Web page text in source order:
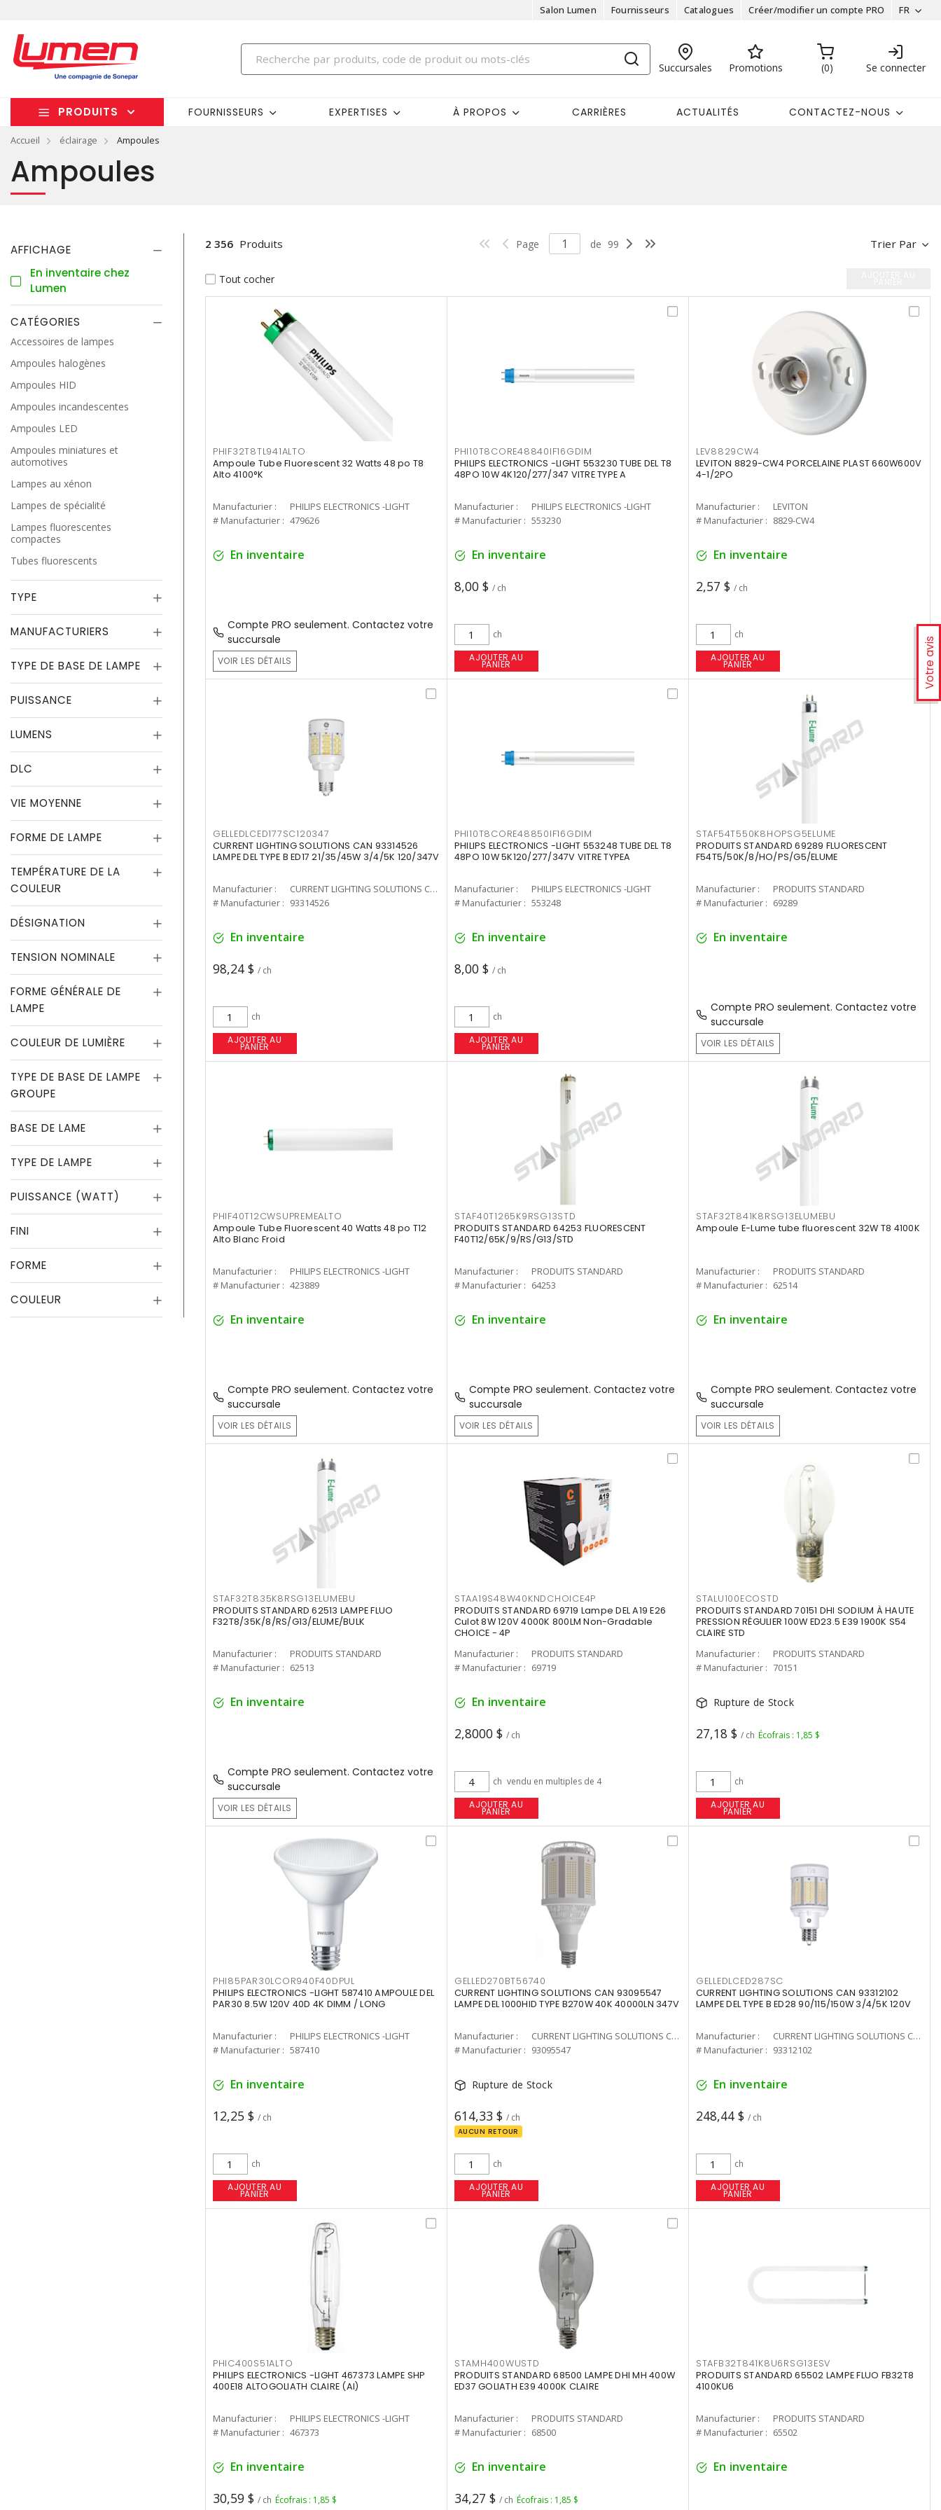
Salon Lumen Fournisseurs Catalogues Créer/modifier un compte PRO FR
Succursales Promotions 0 Se connecter
PRODUITS FOURNISSEURS EXPERTISES À PROPOS CARRIÈRES ACTUALITÉS CONTACTEZ-NOUS
Accueil éclairage Ampoules
Votre avis
Ampoules
AFFICHAGE
En inventaire chez
Lumen
CATÉGORIES
Accessoires de lampes
Ampoules halogènes
Ampoules HID
Ampoules incandescentes
Ampoules LED
Ampoules miniatures et
automotives
Lampes au xénon
Lampes de spécialité
Lampes fluorescentes
compactes
Tubes fluorescents
TYPE
MANUFACTURIERS
TYPE DE BASE DE LAMPE
PUISSANCE
LUMENS
DLC
VIE MOYENNE
FORME DE LAMPE
TEMPÉRATURE DE LA
COULEUR
DÉSIGNATION
TENSION NOMINALE
FORME GÉNÉRALE DE
LAMPE
COULEUR DE LUMIÈRE
TYPE DE BASE DE LAMPE
GROUPE
BASE DE LAME
TYPE DE LAMPE
PUISSANCE (WATT)
FINI
FORME
COULEUR
Trier Par
2 356 Produits Page de 99
Tout cocher
PHIF32T8TL941ALTO
Ampoule Tube Fluorescent 32 Watts 48 po T8
Alto 4100°K
Manufacturier :
PHILIPS ELECTRONICS -LIGHT
# Manufacturier : 479626
En inventaire
Compte PRO seulement. Contactez votre
succursale
VOIR LES DÉTAILS
PHI10T8CORE48840IF16GDIM
PHILIPS ELECTRONICS -LIGHT 553230 TUBE DEL T8
48PO 10W 4K120/277/347 VITRE TYPE A
Manufacturier :
PHILIPS ELECTRONICS -LIGHT
# Manufacturier : 553230
En inventaire
8,00 $ / ch
ch
AJOUTER AU
PANIER
LEV8829CW4
LEVITON 8829-CW4 PORCELAINE PLAST 660W600V
4-1/2PO
Manufacturier :
LEVITON
# Manufacturier : 8829-CW4
En inventaire
2,57 $ / ch
ch
AJOUTER AU
PANIER
GELLEDLCED177SC120347
CURRENT LIGHTING SOLUTIONS CAN 93314526
LAMPE DEL TYPE B ED17 21/35/45W 3/4/5K 120/347V
Manufacturier :
CURRENT LIGHTING SOLUTIONS CAN
# Manufacturier : 93314526
En inventaire
98,24 $ / ch
ch
AJOUTER AU
PANIER
PHI10T8CORE48850IF16GDIM
PHILIPS ELECTRONICS -LIGHT 553248 TUBE DEL T8
48PO 10W 5K120/277/347V VITRE TYPEA
Manufacturier :
PHILIPS ELECTRONICS -LIGHT
# Manufacturier : 553248
En inventaire
8,00 $ / ch
ch
AJOUTER AU
PANIER
STAF54T550K8HOPSG5ELUME
PRODUITS STANDARD 69289 FLUORESCENT
F54T5/50K/8/HO/PS/G5/ELUME
Manufacturier :
PRODUITS STANDARD
# Manufacturier : 69289
En inventaire
Compte PRO seulement. Contactez votre
succursale
VOIR LES DÉTAILS
PHIF40T12CWSUPREMEALTO
Ampoule Tube Fluorescent 40 Watts 48 po T12
Alto Blanc Froid
Manufacturier :
PHILIPS ELECTRONICS -LIGHT
# Manufacturier : 423889
En inventaire
Compte PRO seulement. Contactez votre
succursale
VOIR LES DÉTAILS
STAF40T1265K9RSG13STD
PRODUITS STANDARD 64253 FLUORESCENT
F40T12/65K/9/RS/G13/STD
Manufacturier :
PRODUITS STANDARD
# Manufacturier : 64253
En inventaire
Compte PRO seulement. Contactez votre
succursale
VOIR LES DÉTAILS
STAF32T841K8RSG13ELUMEBU
Ampoule E-Lume tube fluorescent 32W T8 4100K
Manufacturier :
PRODUITS STANDARD
# Manufacturier : 62514
En inventaire
Compte PRO seulement. Contactez votre
succursale
VOIR LES DÉTAILS
STAF32T835K8RSG13ELUMEBU
PRODUITS STANDARD 62513 LAMPE FLUO
F32T8/35K/8/RS/G13/ELUME/BULK
Manufacturier :
PRODUITS STANDARD
# Manufacturier : 62513
En inventaire
Compte PRO seulement. Contactez votre
succursale
VOIR LES DÉTAILS
STAA19S48W40KNDCHOICE4P
PRODUITS STANDARD 69719 Lampe DEL A19 E26
Culot 8W 120V 4000K 800LM Non-Gradable
CHOICE - 4P
Manufacturier :
PRODUITS STANDARD
# Manufacturier : 69719
En inventaire
2,8000 $ / ch
ch vendu en multiples de 4
AJOUTER AU
PANIER
STALU100ECOSTD
PRODUITS STANDARD 70151 DHI SODIUM À HAUTE
PRESSION RÉGULIER 100W ED23.5 E39 1900K S54
CLAIRE STD
Manufacturier :
PRODUITS STANDARD
# Manufacturier : 70151
Rupture de Stock
27,18 $ / ch Écofrais : 1,85 $
ch
AJOUTER AU
PANIER
PHI85PAR30LCOR940F40DPUL
PHILIPS ELECTRONICS -LIGHT 587410 AMPOULE DEL
PAR30 8.5W 120V 40D 4K DIMM / LONG
Manufacturier :
PHILIPS ELECTRONICS -LIGHT
# Manufacturier : 587410
En inventaire
12,25 $ / ch
ch
AJOUTER AU
PANIER
GELLED270BT56740
CURRENT LIGHTING SOLUTIONS CAN 93095547
LAMPE DEL 1000HID TYPE B270W 40K 40000LN 347V
Manufacturier :
CURRENT LIGHTING SOLUTIONS CAN
# Manufacturier : 93095547
Rupture de Stock
614,33 $ / ch
AUCUN RETOUR
ch
AJOUTER AU
PANIER
GELLEDLCED287SC
CURRENT LIGHTING SOLUTIONS CAN 93312102
LAMPE DEL TYPE B ED28 90/115/150W 3/4/5K 120V
Manufacturier :
CURRENT LIGHTING SOLUTIONS CAN
# Manufacturier : 93312102
En inventaire
248,44 $ / ch
ch
AJOUTER AU
PANIER
PHIC400S51ALTO
PHILIPS ELECTRONICS -LIGHT 467373 LAMPE SHP
400E18 ALTOGOLIATH CLAIRE (AI)
Manufacturier :
PHILIPS ELECTRONICS -LIGHT
# Manufacturier : 467373
En inventaire
30,59 $ / ch Écofrais : 1,85 $
STAMH400WUSTD
PRODUITS STANDARD 68500 LAMPE DHI MH 400W
ED37 GOLIATH E39 4000K CLAIRE
Manufacturier :
PRODUITS STANDARD
# Manufacturier : 68500
En inventaire
34,27 $ / ch Écofrais : 1,85 $
STAFB32T841K8U6RSG13ESV
PRODUITS STANDARD 65502 LAMPE FLUO FB32T8
4100KU6
Manufacturier :
PRODUITS STANDARD
# Manufacturier : 65502
En inventaire